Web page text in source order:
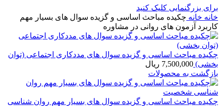
برای بزرگنمایی کلیک کنید
خانه خانه چکیده مباحث اساسی و گزیده سوال های بسیار مهم
کاربرد آزمون های روانی در مشاوره
چکیده مباحث اساسی و گزیده سوال های مددکاری اجتماعی (توان
بخشی) 7,500,000 ریال
بازگشت به محصولات
چکیده مباحث اساسی و گزیده سوال های بسیار مهم روان شناسی